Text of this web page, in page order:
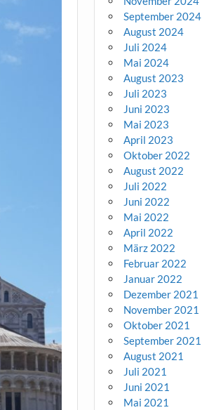
September 2024
August 2024
Juli 2024
Mai 2024
August 2023
Juli 2023
Juni 2023
Mai 2023
April 2023
Oktober 2022
August 2022
Juli 2022
Juni 2022
Mai 2022
April 2022
März 2022
Februar 2022
Januar 2022
Dezember 2021
November 2021
Oktober 2021
September 2021
August 2021
Juli 2021
Juni 2021
Mai 2021